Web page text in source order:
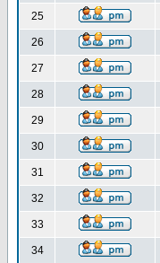
25
26
27
28
29
30
31
32
33
34